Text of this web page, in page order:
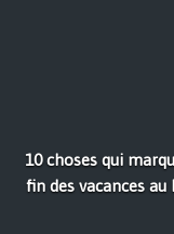
10 choses qui
fin des vacances au